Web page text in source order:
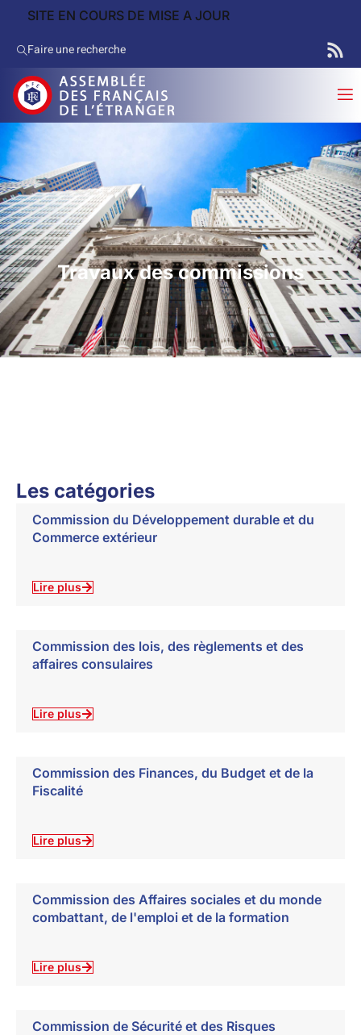
SITE EN COURS DE MISE A JOUR
Faire une recherche
Travaux des commissions
Les catégories
Commission du Développement durable et du
Commerce extérieur
Lire plus
Commission des lois, des règlements et des
affaires consulaires
Lire plus
Commission des Finances, du Budget et de la
Fiscalité
Lire plus
Commission des Affaires sociales et du monde
combattant, de l'emploi et de la formation
Lire plus
Commission de Sécurité et des Risques